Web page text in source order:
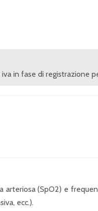
in fase di registrazione
(SpO2) e
ecc.).